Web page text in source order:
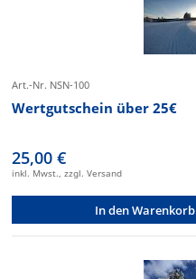
Art.-Nr. NSN-100
Wertgutschein über 25€
25,00 €
inkl. Mwst., zzgl. Versand
In den Warenkorb